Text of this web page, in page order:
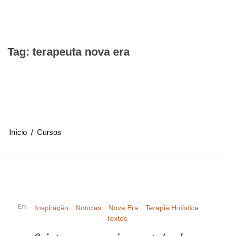
Tag: terapeuta nova era
Início Cursos
Em Inspiração Notícias Nova Era
Terapia Holística
Textos